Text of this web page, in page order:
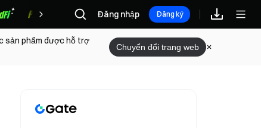
Phần thưởng
Đăng nhập Đăng ký
sản phẩm được hỗ trợ
Chuyển đổi trang web